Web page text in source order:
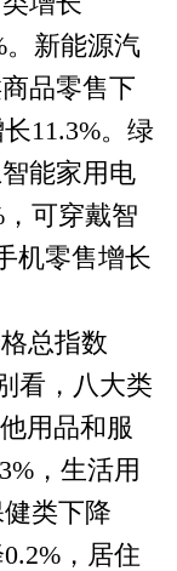
。新能源汽
品零售下
11.3%。 绿
能家用电
，可穿戴智
机零售增长
总指数
看，八大类
用品和服
，生活用
类下降
，居住